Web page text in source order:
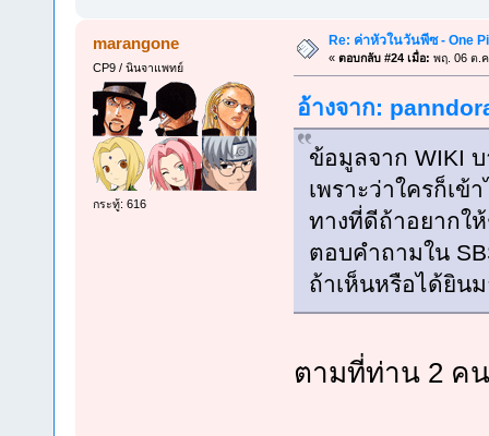
marangone
CP9 / นินจาแพทย์
กระทู้: 616
Re: ค่าหัวในวันพีซ - One
« ตอบกลับ #24 เมื่อ: พฤ. 06 ต.ค
อ้างจาก:
ข้อมูลจาก WIKI
เพราะว่าใครก็เข้
ทางที่ดีถ้าอยากใ
ตอบคำถามใน
ถ้าเห็นหรือได้ยิน
ตามที่ท่าน 2 ค